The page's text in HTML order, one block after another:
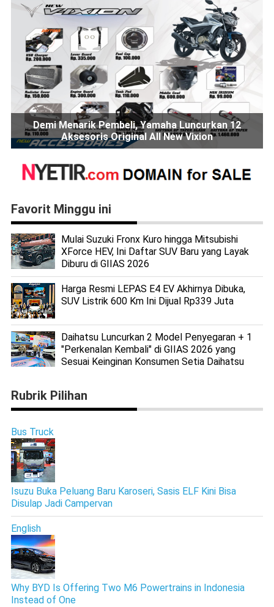
Demi Menarik Pembeli, Yamaha Luncurkan 12
Aksesoris Original All New Vixion
Favorit Minggu ini
Mulai Suzuki Fronx Kuro hingga Mitsubishi
XForce HEV, Ini Daftar SUV Baru yang Layak
Diburu di GIIAS 2026
Harga Resmi LEPAS E4 EV Akhirnya Dibuka,
SUV Listrik 600 Km Ini Dijual Rp339 Juta
Daihatsu Luncurkan 2 Model Penyegaran + 1
"Perkenalan Kembali" di GIIAS 2026 yang
Sesuai Keinginan Konsumen Setia Daihatsu
Rubrik Pilihan
Bus Truck
Isuzu Buka Peluang Baru Karoseri, Sasis ELF Kini Bisa
Disulap Jadi Campervan
English
Why BYD Is Offering Two M6 Powertrains in Indonesia
Instead of One